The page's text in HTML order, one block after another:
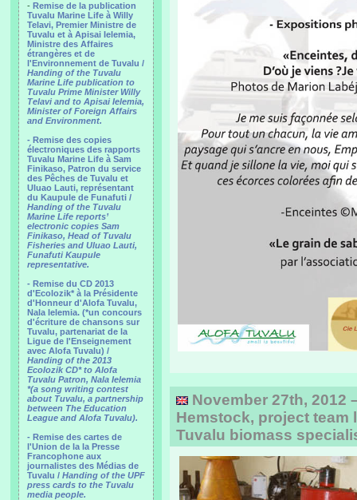
- Remise de la publication
Tuvalu Marine Life à Willy
Telavi, Premier Ministre de
Tuvalu et à Apisai Ielemia,
Ministre des Affaires
étrangères et de
l'Environnement de Tuvalu /
Handing of the Tuvalu
Marine Life publication to
Tuvalu Prime Minister Willy
Telavi and to Apisai Ielemia,
Minister of Foreign Affairs
and Environment.
- Remise des copies
électroniques des rapports
Tuvalu Marine Life à Sam
Finikaso, Patron du service
des Pêches de Tuvalu et
Uluao Lauti, représentant
du Kaupule de Funafuti /
Handing of the Tuvalu
Marine Life reports’
electronic copies Sam
Finikaso, Head of Tuvalu
Fisheries and Uluao Lauti,
Funafuti Kaupule
representative.
- Remise du CD 2013
d'Ecolozik* à la Présidente
d'Honneur d'Alofa Tuvalu,
Nala Ielemia. (*un concours
d'écriture de chansons sur
Tuvalu, partenariat de la
Ligue de l'Enseignement
avec Alofa Tuvalu) /
Handing of the 2013
Ecolozik CD* to Alofa
Tuvalu Patron, Nala Ielemia
*(a song writing contest
about Tuvalu, a partnership
between The Education
League and Alofa Tuvalu).
- Remise des cartes de
l'Union de la la Presse
Francophone aux
journalistes des Médias de
Tuvalu / Handing of the UPF
press cards to the Tuvalu
media people.
November 27th, 2012
Hemstock, project team
Tuvalu biomass